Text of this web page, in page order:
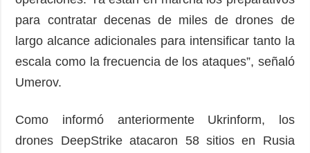
para contratar decenas de miles de drones de
largo alcance adicionales para intensificar tanto la
escala como la frecuencia de los ataques”, señaló
Umerov.
Como informó anteriormente Ukrinform, los
drones DeepStrike atacaron 58 sitios en Rusia